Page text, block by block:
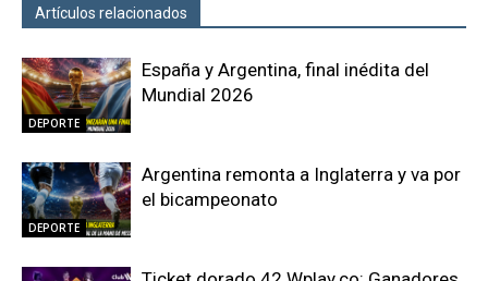
Artículos relacionados
DEPORTE
España y Argentina, final inédita del
Mundial 2026
DEPORTE
Argentina remonta a Inglaterra y va por
el bicampeonato